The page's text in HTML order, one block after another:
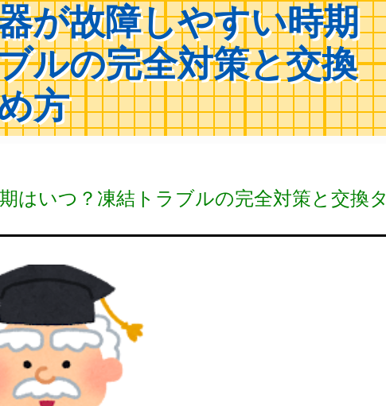
が故障しやすい時期
ルの完全対策と交換
方
はいつ？凍結トラブルの完全対策と交換タ